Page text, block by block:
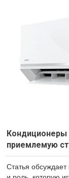
Кондиционеры
приемлемую
Статья